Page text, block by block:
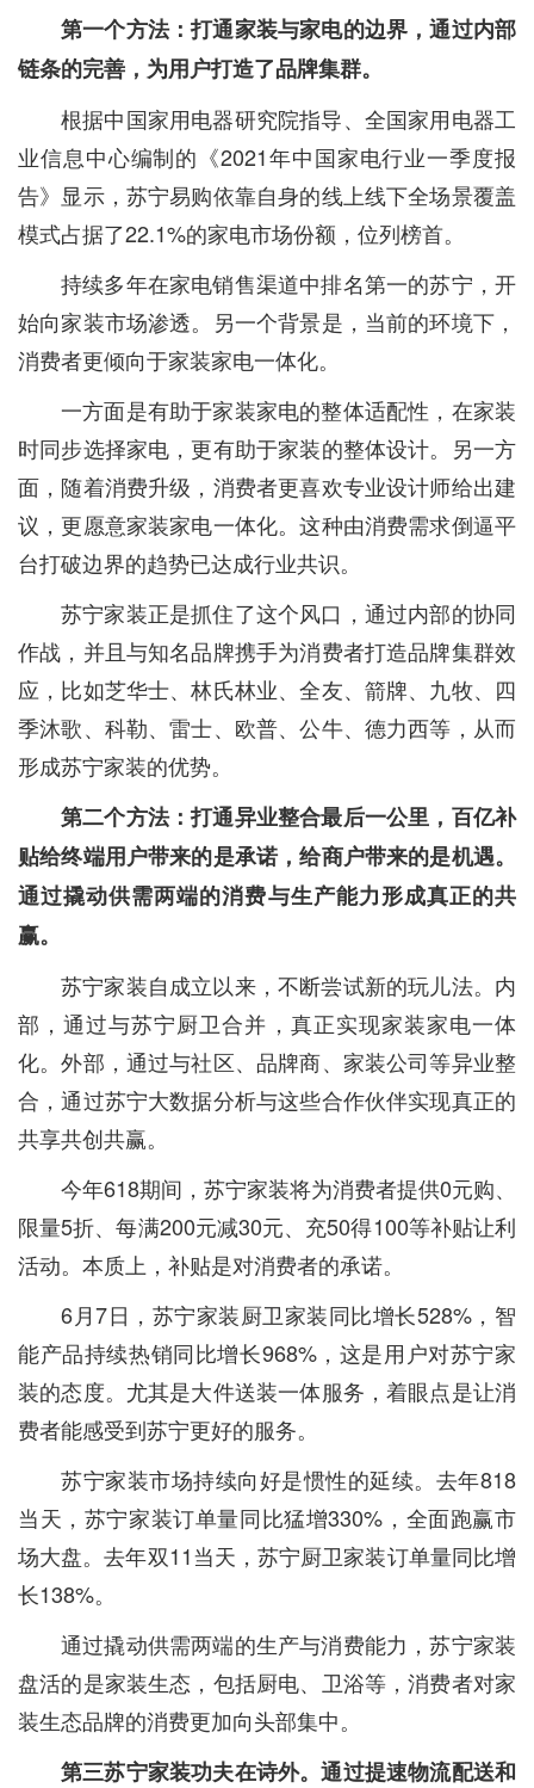
第一个方法：打通家装与家电的边界，通过内部
链条的完善，为用户打造了品牌集群。
根据中国家用电器研究院指导、全国家用电器工
业信息中心编制的《2021年中国家电行业一季度报
告》显示，苏宁易购依靠自身的线上线下全场景覆盖
模式占据了22.1%的家电市场份额，位列榜首。
持续多年在家电销售渠道中排名第一的苏宁，开
始向家装市场渗透。另一个背景是，当前的环境下，
消费者更倾向于家装家电一体化。
一方面是有助于家装家电的整体适配性，在家装
时同步选择家电，更有助于家装的整体设计。另一方
面，随着消费升级，消费者更喜欢专业设计师给出建
议，更愿意家装家电一体化。这种由消费需求倒逼平
台打破边界的趋势已达成行业共识。
苏宁家装正是抓住了这个风口，通过内部的协同
作战，并且与知名品牌携手为消费者打造品牌集群效
应，比如芝华士、林氏林业、全友、箭牌、九牧、四
季沐歌、科勒、雷士、欧普、公牛、德力西等，从而
形成苏宁家装的优势。
第二个方法：打通异业整合最后一公里，百亿补
贴给终端用户带来的是承诺，给商户带来的是机遇。
通过撬动供需两端的消费与生产能力形成真正的共
赢。
苏宁家装自成立以来，不断尝试新的玩儿法。内
部，通过与苏宁厨卫合并，真正实现家装家电一体
化。外部，通过与社区、品牌商、家装公司等异业整
合，通过苏宁大数据分析与这些合作伙伴实现真正的
共享共创共赢。
今年618期间，苏宁家装将为消费者提供0元购、
限量5折、每满200元减30元、充50得100等补贴让利
活动。本质上，补贴是对消费者的承诺。
6月7日，苏宁家装厨卫家装同比增长528%，智
能产品持续热销同比增长968%，这是用户对苏宁家
装的态度。尤其是大件送装一体服务，着眼点是让消
费者能感受到苏宁更好的服务。
苏宁家装市场持续向好是惯性的延续。去年818
当天，苏宁家装订单量同比猛增330%，全面跑赢市
场大盘。去年双11当天，苏宁厨卫家装订单量同比增
长138%。
通过撬动供需两端的生产与消费能力，苏宁家装
盘活的是家装生态，包括厨电、卫浴等，消费者对家
装生态品牌的消费更加向头部集中。
第三苏宁家装功夫在诗外。通过提速物流配送和